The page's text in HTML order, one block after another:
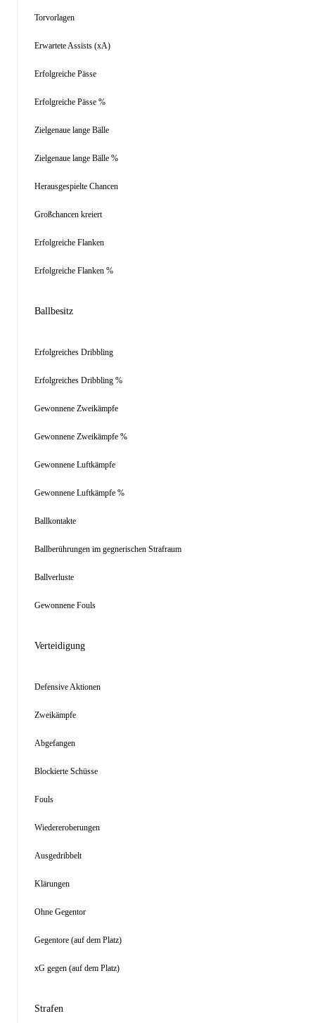
Torvorlagen
Erwartete Assists (xA)
Erfolgreiche Pässe
Erfolgreiche Pässe %
Zielgenaue lange Bälle
Zielgenaue lange Bälle %
Herausgespielte Chancen
Großchancen kreiert
Erfolgreiche Flanken
Erfolgreiche Flanken %
Ballbesitz
Erfolgreiches Dribbling
Erfolgreiches Dribbling %
Gewonnene Zweikämpfe
Gewonnene Zweikämpfe %
Gewonnene Luftkämpfe
Gewonnene Luftkämpfe %
Ballkontakte
Ballberührungen im gegnerischen Strafraum
Ballverluste
Gewonnene Fouls
Verteidigung
Defensive Aktionen
Zweikämpfe
Abgefangen
Blockierte Schüsse
Fouls
Wiedereroberungen
Ausgedribbelt
Klärungen
Ohne Gegentor
Gegentore (auf dem Platz)
xG gegen (auf dem Platz)
Strafen